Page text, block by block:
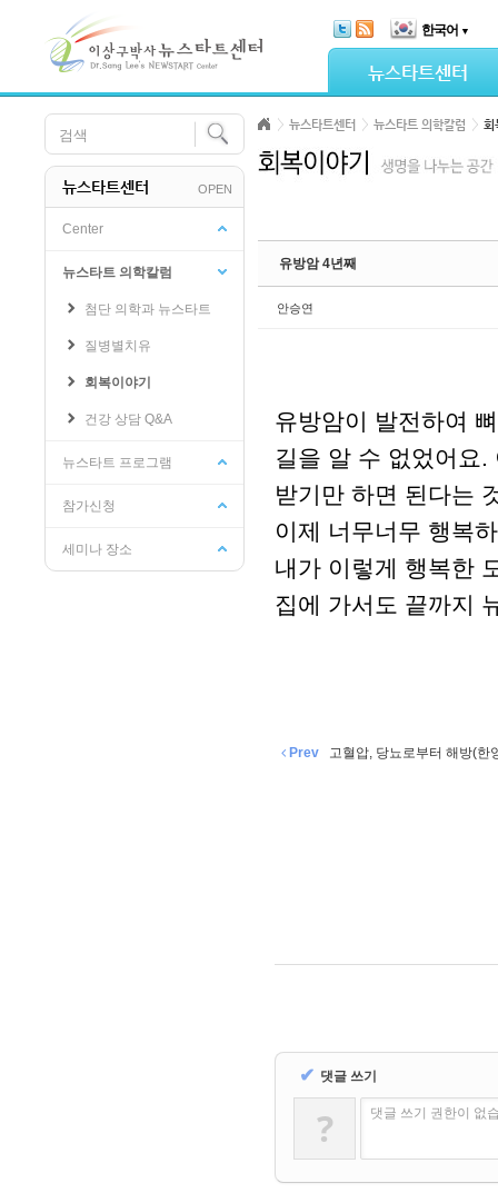
한국어 ▼
뉴스타트센터
뉴스타트센터 OPEN
Center
뉴스타트 의학칼럼
첨단 의학과 뉴스타트
질병별치유
회복이야기
건강 상담 Q&A
뉴스타트 프로그램
참가신청
세미나 장소
뉴스타트센터 뉴스타트 의학칼럼 회
유방암 4년째
안승연
유방암이 발전하여
길을 알 수 없었어요
받기만 하면 된다는
이제 너무너무 행복
내가 이렇게 행복한
집에 가서도 끝까지
Prev 고혈압, 당뇨로부터 해방(한
✔ 댓글 쓰기
? 댓글 쓰기 권한이 없
Sketchbook5, 스케치북5
Sketchbook5, 스케치북5